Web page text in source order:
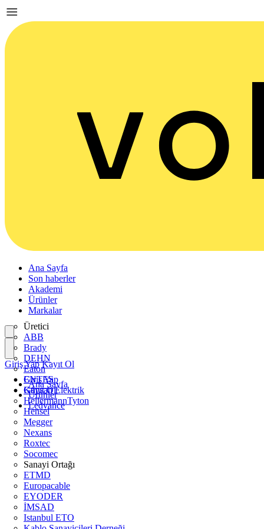
Ana Sayfa
Son haberler
Akademi
Ürünler
Markalar
Üretici
ABB
Brady
DEHN
Eaton
ENTES
Günsan Elektrik
HellermannTyton
Hensel
Megger
Nexans
Roxtec
Socomec
Sanayi Ortağı
ETMD
Europacable
EYODER
İMSAD
Istanbul ETO
Giriş Yap
Kayıt Ol
Giriş Yap Kayıt Ol
Ana Sayfa
Ürünler
Ledvance